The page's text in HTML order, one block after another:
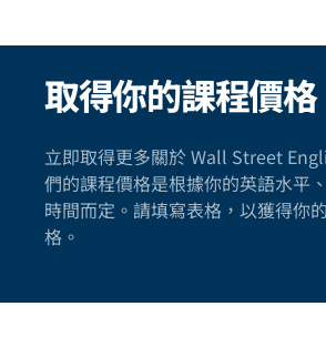
取得你的課程價格
立即取得更多關於 Wall Street
們的課程價格是根據你的英語水平
時間而定。請填寫表格，以獲得你
格。